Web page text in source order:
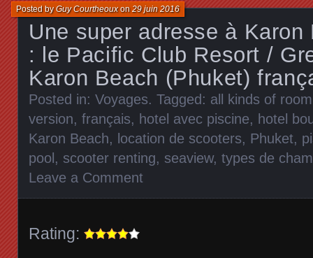
Une super adresse à
: le Pacific Club Resort /
Karon Beach (Phuket)
Posted byGuy Courtheouxon29 juin 2016
Posted in: Voyages. Tagged: all kinds of room
version, français, hotel avec piscine, hotel
Karon Beach, location de scooters, Phuket,
pool , scooter renting, seaview, types de
Leave a Comment
Rating: